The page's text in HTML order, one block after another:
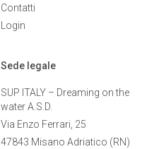
Contatti
Login
Sede legale
SUP ITALY – Dreaming on the
water A.S.D.
Via Enzo Ferrari, 25
47843 Misano Adriatico (RN)